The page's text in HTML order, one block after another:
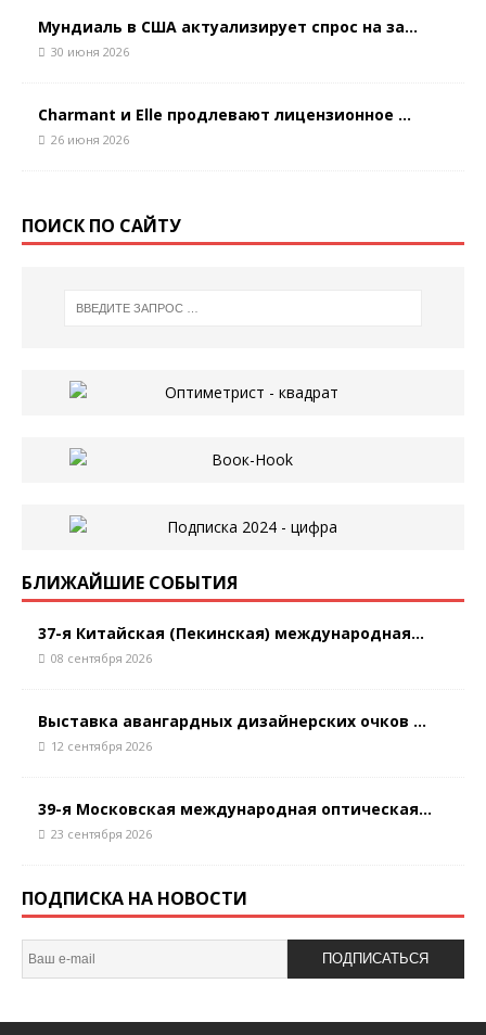
Мундиаль в США актуализирует спрос на за...
30 июня 2026
Charmant и Elle продлевают лицензионное ...
26 июня 2026
ПОИСК ПО САЙТУ
БЛИЖАЙШИЕ СОБЫТИЯ
37-я Китайская (Пекинская) международная...
08 сентября 2026
Выставка авангардных дизайнерских очков ...
12 сентября 2026
39-я Московская международная оптическая...
23 сентября 2026
ПОДПИСКА НА НОВОСТИ
ПОДПИСАТЬСЯ